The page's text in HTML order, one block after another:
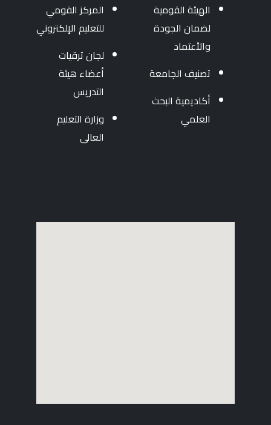
الهيئة القومية
لضمان الجودة
والأعتماد
تصنيف الجامعة
أكاديمية البحث
العلمي
المركز القومي
للتعليم الإلكتروني
لجان ترقيات
أعضاء هيئة
التدريس
وزارة التعليم
العالى